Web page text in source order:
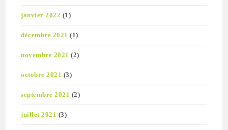
janvier 2022 (1)
décembre 2021 (1)
novembre 2021 (2)
octobre 2021 (3)
septembre 2021 (2)
juillet 2021 (3)